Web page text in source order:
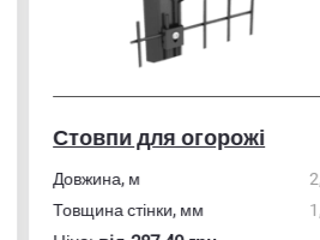
Стовпи для огорожі
Довжина, м
2,0
Товщина стінки, мм
1,5